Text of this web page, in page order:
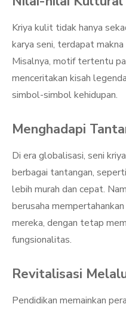
Kriya kulit tidak hanya
karya seni, terdapat
Misalnya, motif tertentu
menceritakan kisah
simbol-simbol kehidupan.
Menghadapi
Di era globalisasi, seni
berbagai tantangan,
lebih murah dan cepat.
berusaha
mereka, dengan tetap
fungsionalitas.
Revitalisasi
Pendidikan memainkan